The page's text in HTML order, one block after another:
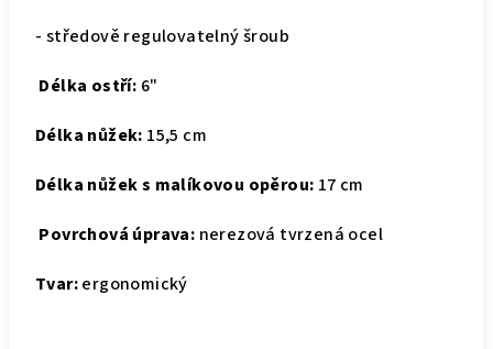
- středově regulovatelný šroub
Délka ostří: 6"
Délka nůžek: 15,5 cm
Délka nůžek s malíkovou opěrou: 17 cm
Povrchová úprava: nerezová tvrzená ocel
Tvar:ergonomický